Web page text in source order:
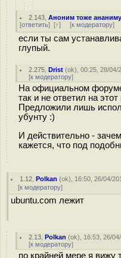
2.143 ,Аноним тоже ананиму
[ответить] [↑] [к модератору]
если ты сам
глупый.
2.275 ,Drist (ok), 00:25, 28/04/
[к модератору]
На официальном
так и не ответил на
Предложили лишь
убунту :)
И действительно -
кажется, что под
1.12 ,Polkan (ok), 16:50, 26/04/
[к модератору]
ubuntu.com лежит
2.13 ,Polkan (ok), 16:53, 26/
[к модератору]
по крайней мере я вижу